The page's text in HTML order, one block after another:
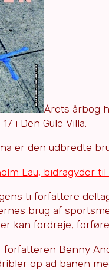
Årets årbog
i Den Gule Villa.
er den udbredte
ti forfattere
brug af
kan fordreje,
forfatteren Benny
op ad banen